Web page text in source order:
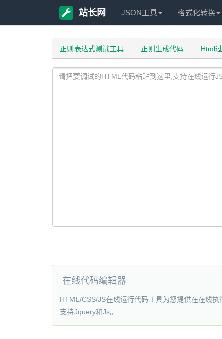
站长网 JSON工具 格式化转换
正则表达式测试工具 正则生成代码 Html
在线代码编辑器
HTML/CSS/JS在线运行代码工具为您提供在在线
支持Jquery和Js。